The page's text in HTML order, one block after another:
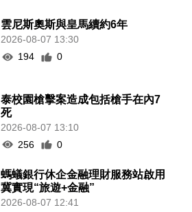
雲尼斯奧斯與皇馬續約6年
2026-08-07 13:30
194
0
泰校園槍擊案造成包括槍手在內7
死
2026-08-07 13:10
256
0
螞蟻銀行休企金融理財服務站啟用
冀實現“旅遊+金融”
2026-08-07 12:41